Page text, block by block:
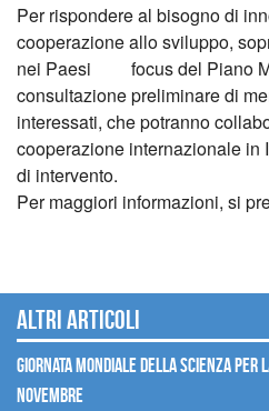
Per rispondere al bisogno di
cooperazione allo sviluppo,
nei Paesi focus del Piano
consultazione preliminare di
interessati, che potranno
cooperazione internazionale in
di intervento.
Per maggiori informazioni, si
Altri articoli
Giornata mondiale della scienza per
novembre